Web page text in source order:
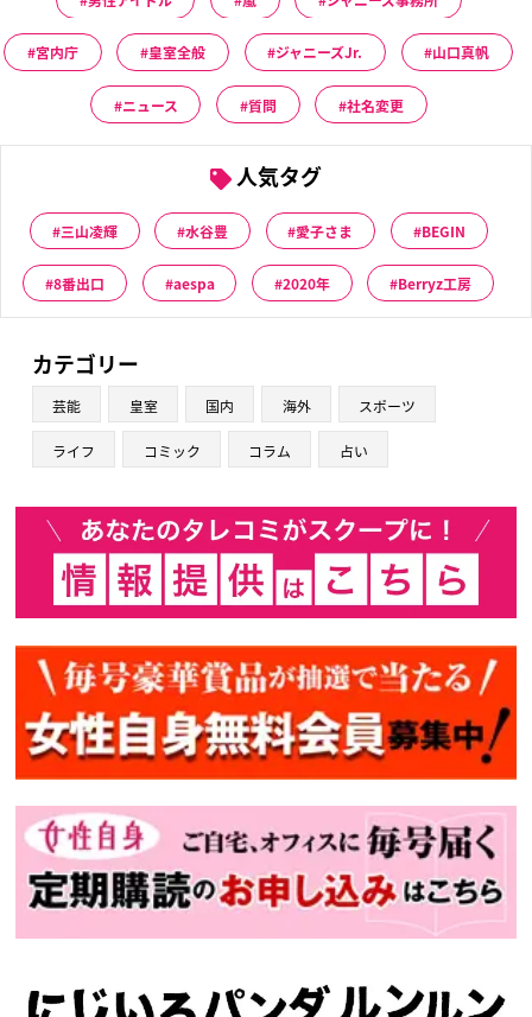
宮内庁 皇室全般 ジャニーズJr. 山口真帆
ニュース 質問 社名変更
人気タグ
三山凌輝 水谷豊 愛子さま BEGIN
8番出口 aespa 2020年 Berryz工房
カテゴリー
芸能 皇室 国内 海外 スポーツ
ライフ コミック コラム 占い